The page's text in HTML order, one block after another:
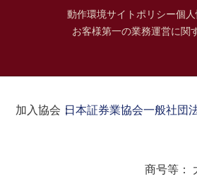
動作環境サイトポリシー個
お客様第一の業務運営に関
加入協会：日本証券業協会一般社団
商号等：